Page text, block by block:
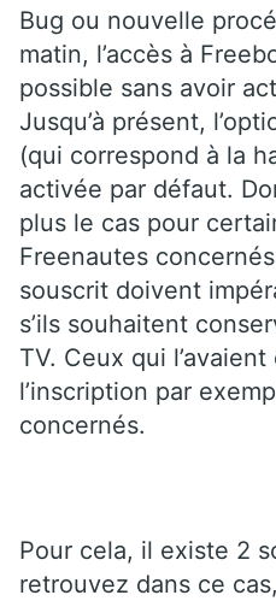
Bug ou nouvelle
matin, l’accès à
possible sans avoir
Jusqu’à présent,
(qui correspond à la
activée par défaut.
plus le cas pour
Freenautes
souscrit doivent
s’ils souhaitent
TV. Ceux qui
l’inscription par
concernés.
Pour cela, il existe 2
retrouvez dans ce